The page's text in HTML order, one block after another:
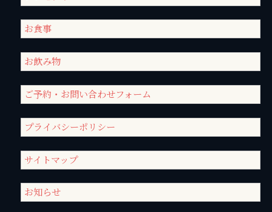
お食事
お飲み物
ご予約・お問い合わせフォーム
プライバシーポリシー
サイトマップ
お知らせ